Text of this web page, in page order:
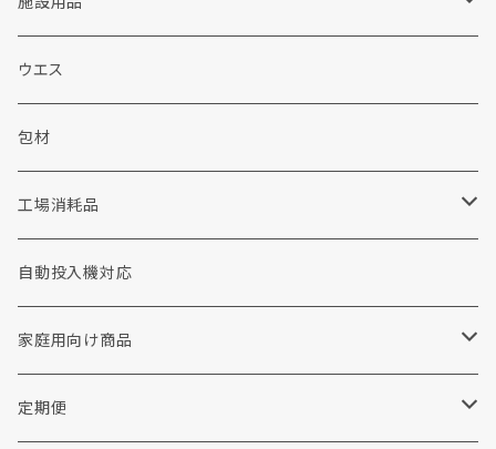
液体洗剤
各種助剤
糊剤
カートリッジフィルター
ソープ
販促品
包装資材
工場用品
コインランドリー
衣料リフォーム・修理
その他
施設用洗剤・シャンプー
シャボン玉せっけん
消耗品
手袋
ウエス
包材
工場消耗品
手洗い洗剤
自動投入機対応
家庭用向け商品
リンナイ
定期便